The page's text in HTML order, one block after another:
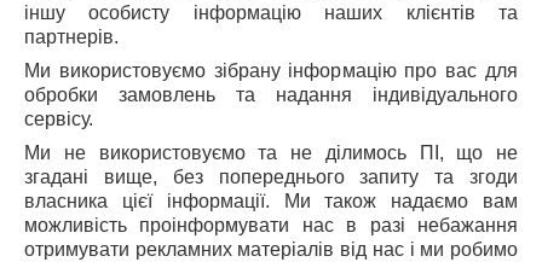
іншу особисту інформацію наших клієнтів та
партнерів.
Ми використовуємо зібрану інформацію про вас для
обробки замовлень та надання індивідуального
сервісу.
Ми не використовуємо та не ділимось ПІ, що не
згадані вище, без попереднього запиту та згоди
власника цієї інформації. Ми також надаємо вам
можливість проінформувати нас в разі небажання
отримувати рекламних матеріалів від нас і ми робимо